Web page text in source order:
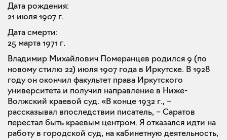
Дата рождения:
21 июля 1907 г.
Дата смерти:
25 марта 1971 г.
Владимир Михайлович Померанцев родился 9 (по
новому стилю 22) июля 1907 года в Иркутске. В 1928
году он окончил факультет права Иркутского
университета и получил направление в Ниже-
Волжский краевой суд. «В конце 1932 г., –
рассказывал впоследствии писатель, – Саратов
перестал быть краевым центром. Я отказался идти на
работу в городской суд, на кабинетную деятельность,